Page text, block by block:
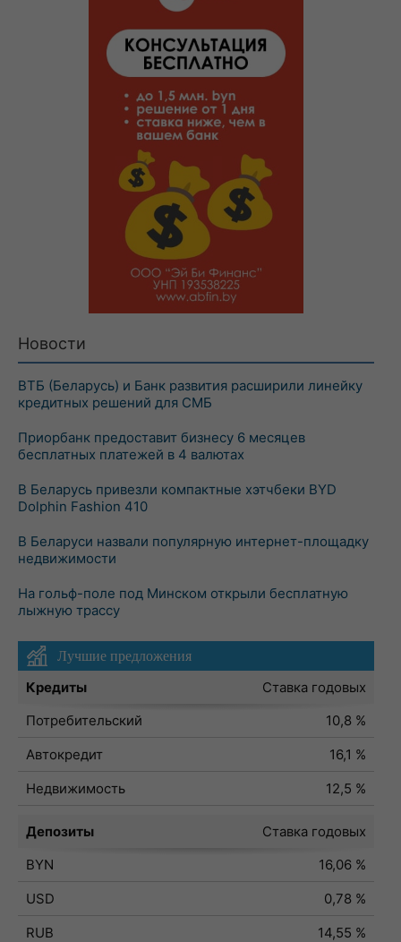
Новости
ВТБ (Беларусь) и Банк развития расширили линейку
кредитных решений для СМБ
Приорбанк предоставит бизнесу 6 месяцев
бесплатных платежей в 4 валютах
В Беларусь привезли компактные хэтчбеки BYD
Dolphin Fashion 410
В Беларуси назвали популярную интернет-площадку
недвижимости
На гольф-поле под Минском открыли бесплатную
лыжную трассу
Лучшие предложения
Кредиты
Ставка годовых
Потребительский
10,8 %
Автокредит
16,1 %
Недвижимость
12,5 %
Депозиты
Ставка годовых
BYN
16,06 %
USD
0,78 %
RUB
14,55 %